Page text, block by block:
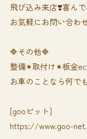
飛び込み来店❣️喜んで
お気軽にお問い合わ
🔷その他🔷
整備✴︎取付け✴︎板金
お車のことなら何で
[gooピット]
https://www.goo-